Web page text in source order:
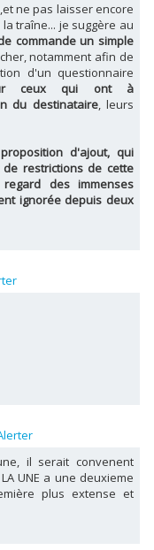
ne pas laisser encore
traîne... je suggère au
commande un simple
notamment afin de
d'un questionnaire
ceux qui ont à
du destinataire, leurs
d'ajout, qui
restrictions de cette
des immenses
ignorée depuis deux
il serait convenent
UNE a une deuxieme
plus extense et